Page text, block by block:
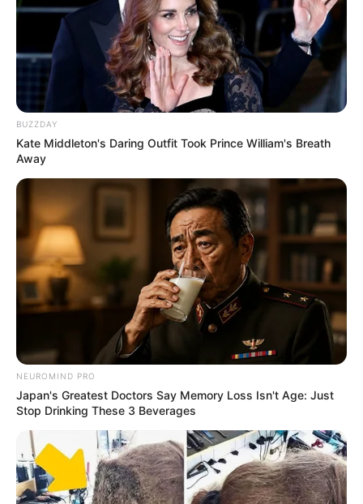
(foto: instagram/minami_hamabe.official)
Minami Hamabe memimpikan karakter yang lebih impresif dari
karakter sebelumnya. Ia ingin memerankan karakter yang tetap
bisa menarik penonton.
BUZZDAY
Kate Middleton's Daring Outfit Took Prince William's Breath
Away
NEUROMIND PRO
Japan's Greatest Doctors Say Memory Loss Isn't Age: Just
Stop Drinking These 3 Beverages